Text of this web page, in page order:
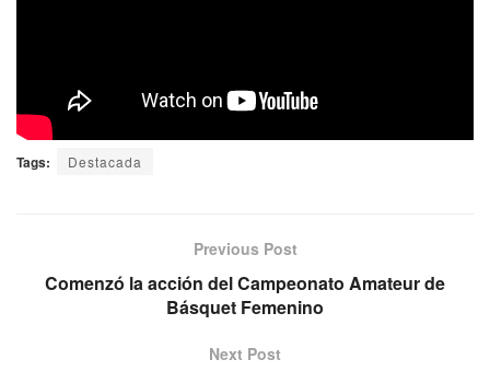
Tags: Destacada
Previous Post
Comenzó la acción del Campeonato Amateur de
Básquet Femenino
Next Post